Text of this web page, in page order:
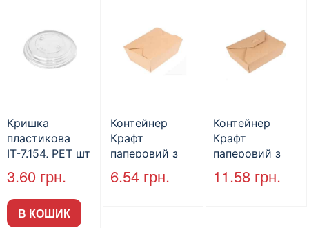
Кришка
пластикова
ІТ-7.154, PET шт
(50шт/пак)
(500/ящ)
3.60 грн.
В КОШИК
Контейнер
Крафт
паперовий з
ламінацією
160*120*60 (50
6.54 грн.
Контейнер
Крафт
паперовий з
ламінацією
215*160*60 (25
11.58 грн.